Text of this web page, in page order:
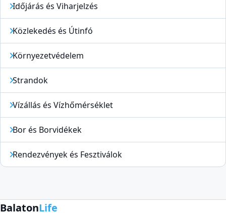
Időjárás és Viharjelzés
Közlekedés és Útinfó
Környezetvédelem
Strandok
Vízállás és Vízhőmérséklet
Bor és Borvidékek
Rendezvények és Fesztiválok
BalatonLife